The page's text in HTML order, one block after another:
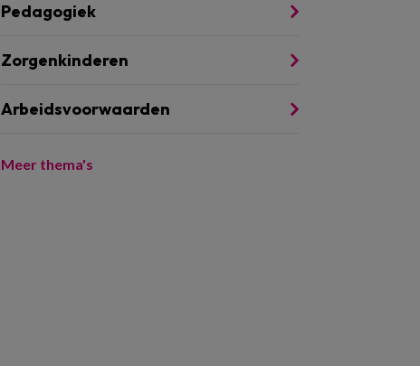
Pedagogiek
Zorgenkinderen
Arbeidsvoorwaarden
Meer thema's